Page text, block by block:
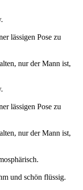
lässigen Pose zu
nur der Mann ist,
lässigen Pose zu
nur der Mann ist,
und schön flüssig.